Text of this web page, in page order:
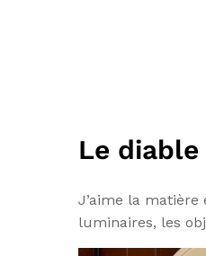
Le
J’aime la
luminaires, les